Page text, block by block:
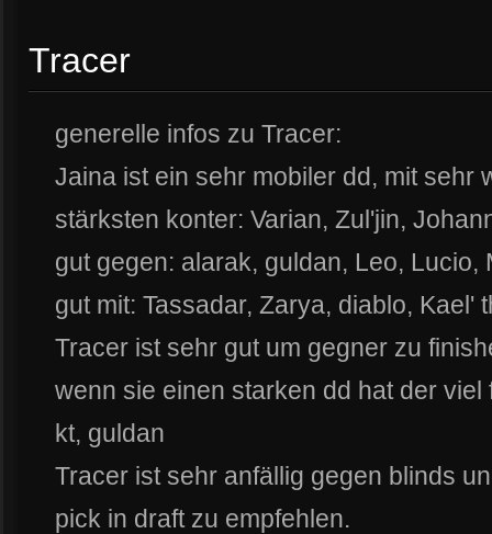
Tracer
generelle infos zu Tracer:
Jaina ist ein sehr mobiler dd, mit sehr
stärksten konter: Varian, Zul'jin,
gut gegen: alarak, guldan, Leo, Lucio,
gut mit: Tassadar, Zarya, diablo, Kael'
Tracer ist sehr gut um gegner zu
wenn sie einen starken dd hat der
kt, guldan
Tracer ist sehr anfällig gegen blinds
pick in draft zu empfehlen.